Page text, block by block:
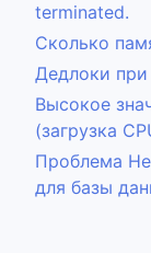
terminated.
Сколько
Дедлоки
Высокое
(загрузка
Проблема
для базы